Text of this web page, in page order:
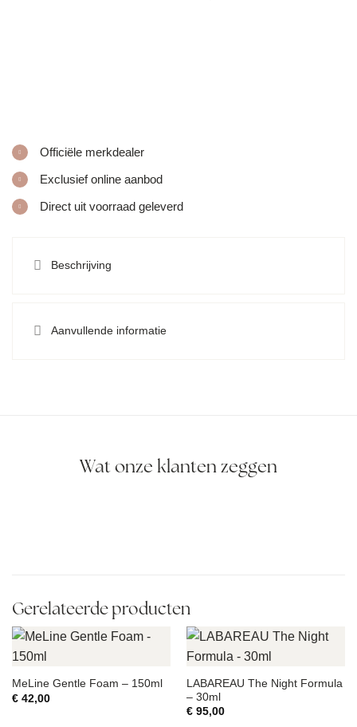
Officiële merkdealer
Exclusief online aanbod
Direct uit voorraad geleverd
Beschrijving
Aanvullende informatie
Wat onze klanten zeggen
Gerelateerde producten
MeLine Gentle Foam – 150ml
€42,00
LABAREAU The Night Formula
– 30ml
€95,00